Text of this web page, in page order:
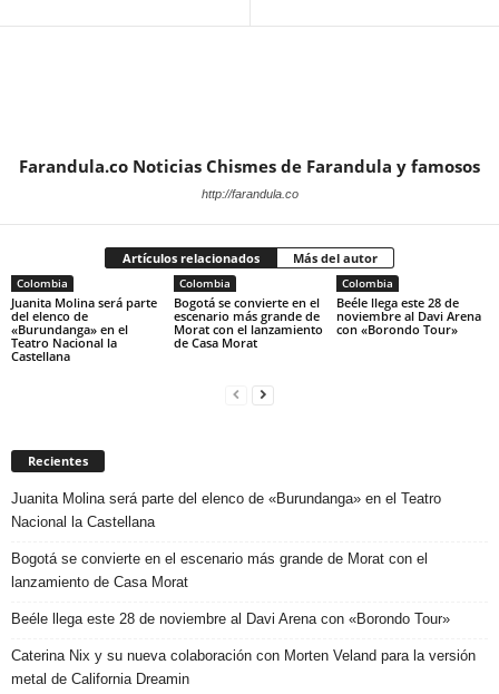
Farandula.co Noticias Chismes de Farandula y famosos
http://farandula.co
Artículos relacionados Más del autor
Colombia
Juanita Molina será parte
del elenco de
«Burundanga» en el
Teatro Nacional la
Castellana
Colombia
Bogotá se convierte en el
escenario más grande de
Morat con el lanzamiento
de Casa Morat
Colombia
Beéle llega este 28 de
noviembre al Davi Arena
con «Borondo Tour»
Recientes
Juanita Molina será parte del elenco de «Burundanga» en el Teatro
Nacional la Castellana
Bogotá se convierte en el escenario más grande de Morat con el
lanzamiento de Casa Morat
Beéle llega este 28 de noviembre al Davi Arena con «Borondo Tour»
Caterina Nix y su nueva colaboración con Morten Veland para la versión
metal de California Dreamin